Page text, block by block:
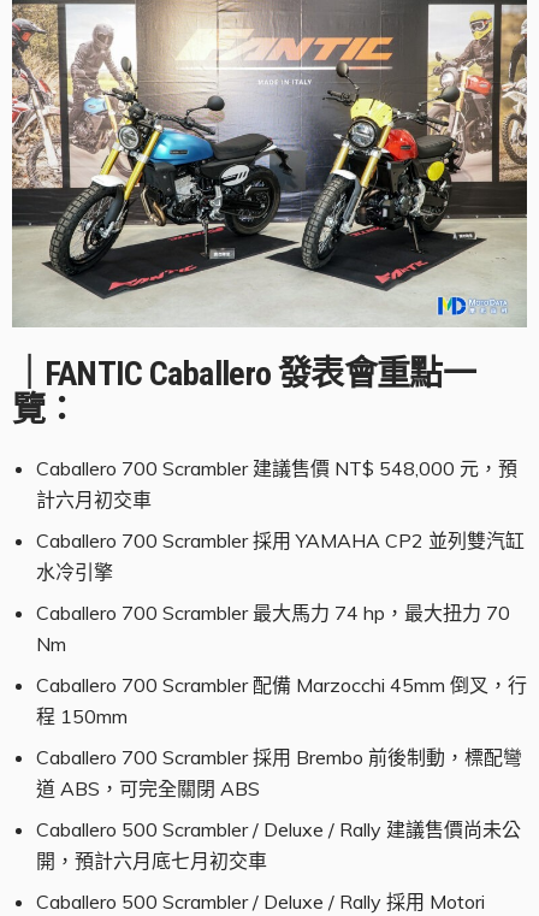
｜FANTIC Caballero 發表會重點一
覽：
Caballero 700 Scrambler 建議售價 NT$ 548,000 元，預
計六月初交車
Caballero 700 Scrambler 採用 YAMAHA CP2 並列雙汽缸
水冷引擎
Caballero 700 Scrambler 最大馬力 74 hp，最大扭力 70
Nm
Caballero 700 Scrambler 配備 Marzocchi 45mm 倒叉，行
程 150mm
Caballero 700 Scrambler 採用 Brembo 前後制動，標配彎
道 ABS，可完全關閉 ABS
Caballero 500 Scrambler / Deluxe / Rally 建議售價尚未公
開，預計六月底七月初交車
Caballero 500 Scrambler / Deluxe / Rally 採用 Motori